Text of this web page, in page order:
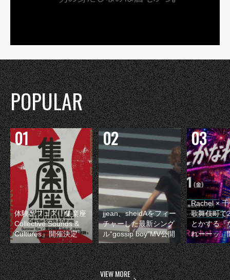
POPULAR
体験型フェス『集楽座
Collective Sounds &
Cultures』開催決定
jjean、sheidAをフィー
チャーした最新シング
ル“gossip boy”MV公開
Rachel ×
歌舞伎町で
とかする『
れーーッ』
VIEW MORE